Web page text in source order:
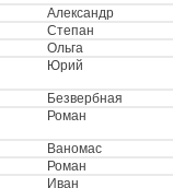
Александр
Степан
Ольга
Юрий
Безвербная
Роман
Ваномас
Роман
Иван